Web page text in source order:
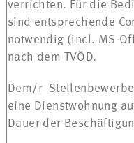
verrichten. Für die
sind entsprechende
notwendig (incl. MS-
nach dem TVÖD.
Dem/r
eine Dienstwohnung
Dauer der